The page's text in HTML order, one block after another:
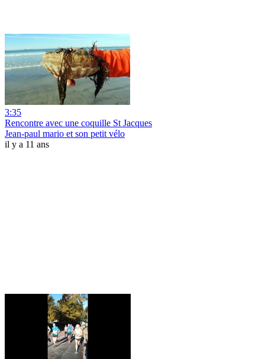
3:35
Rencontre avec une coquille St Jacques
Jean-paul mario et son petit vélo
il y a 11 ans